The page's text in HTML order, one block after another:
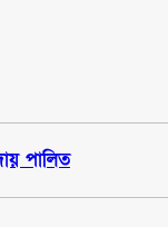
পালিত